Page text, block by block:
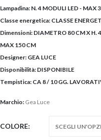
Lampadina: N. 4 MODULI LED - MAX
Classe energetica: CLASSE
Dimensioni: DIAMETRO 80 CM X H.
MAX 150 CM
Designer: GEA LUCE
Disponibilità: DISPONIBILE
Tempistica: CA 8 / 10 GG.
Marchio: Gea Luce
COLORE